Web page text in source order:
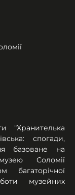
"Хранителька
спогади,
базоване на
Соломії
багаторічної
музейних